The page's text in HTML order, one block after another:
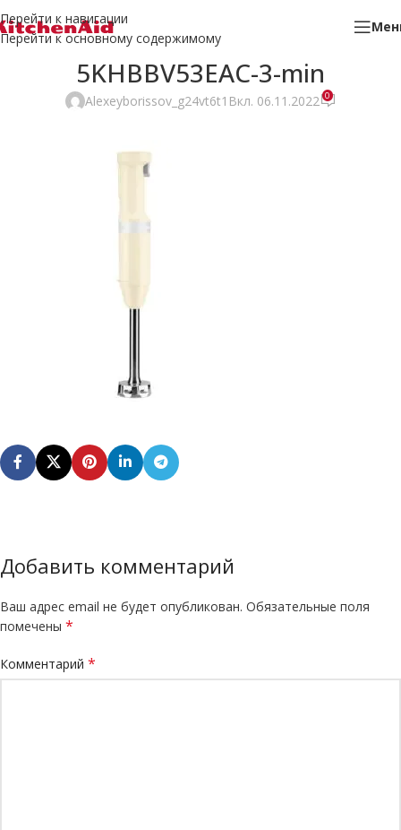
Перейти к навигации
Перейти к основному содержимому
5KHBBV53EAC-3-min
Alexeyborissov_g24vt6t1 Вкл. 06.11.2022 0
Добавить комментарий
Ваш адрес email не будет опубликован. Обязательные поля
помечены *
Комментарий *